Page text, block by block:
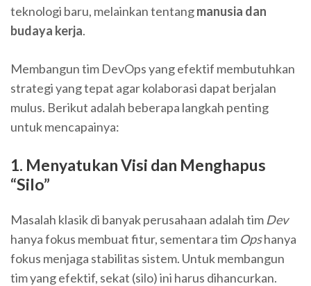
teknologi baru, melainkan tentangmanusia dan
budaya kerja.
Membangun tim DevOps yang efektif membutuhkan
strategi yang tepat agar kolaborasi dapat berjalan
mulus. Berikut adalah beberapa langkah penting
untuk mencapainya:
1. Menyatukan Visi dan Menghapus
“Silo”
Masalah klasik di banyak perusahaan adalah tim Dev
hanya fokus membuat fitur, sementara tim Opshanya
fokus menjaga stabilitas sistem. Untuk membangun
tim yang efektif, sekat (silo) ini harus dihancurkan.